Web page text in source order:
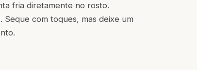
fria diretamente no rosto.
com toques, mas deixe um